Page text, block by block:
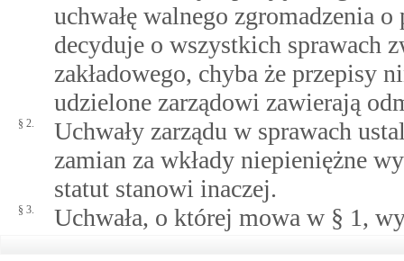
uchwałę walnego zgromadzenia
decyduje o wszystkich sprawach
zakładowego, chyba że przepisy
udzielone zarządowi zawierają
§ 2.
Uchwały zarządu w sprawach
zamian za wkłady niepieniężne
statut stanowi inaczej.
§ 3. Uchwała, o której mowa w § 1,